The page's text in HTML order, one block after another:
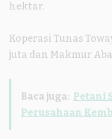
hektar.
Koperasi Tunas
juta dan Makmur
Baca juga: Petani
Perusahaan